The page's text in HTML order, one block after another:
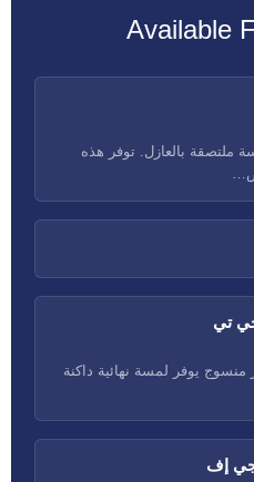
Available
ملتصقة بالعازل. توفر هذه
تي
يوفر لمسة نهائية داكنة
إف